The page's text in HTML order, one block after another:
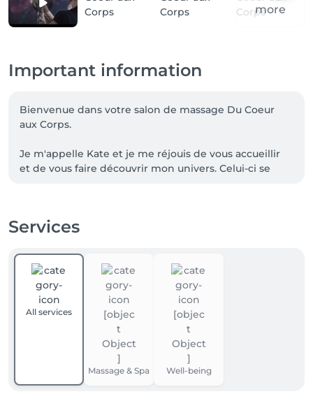
more
Important information
Bienvenue dans votre salon de massage Du Coeur
aux Corps.
Je m'appelle Kate et je me réjouis de vous accueillir
et de vous faire découvrir mon univers. Celui-ci se
Payement disponible par carte bancaire, digicash et
cash.
**Ces détails qui font la différence**
- Nouvelle énergie d’échange à partir du 2 novembre
- Les réservations se feront uniquement en ligne.
Services
All services
Massage & Spa Well-being